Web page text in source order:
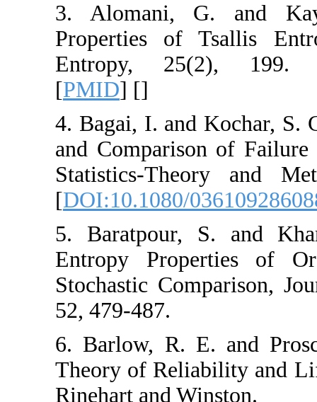
3. Alomani,
Properties of
Entropy,
4. Bagai, I. and
and Comparison
Statistics-
[DOI:10.1080/
5. Baratpour,
Entropy
Stochastic
52, 479-487.
6. Barlow, R. E.
Theory of
Rinehart and